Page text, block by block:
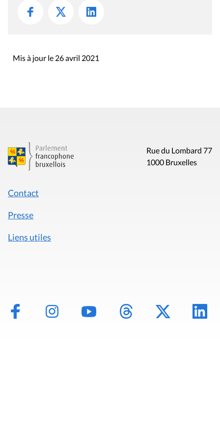
Mis à jour le 26 avril 2021
Rue du Lombard 77
1000 Bruxelles
Contact
Presse
Liens utiles